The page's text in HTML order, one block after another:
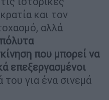
και τον
αλλά
που μπορεί να
επεξεργασμένοι
του για ένα σινεμά